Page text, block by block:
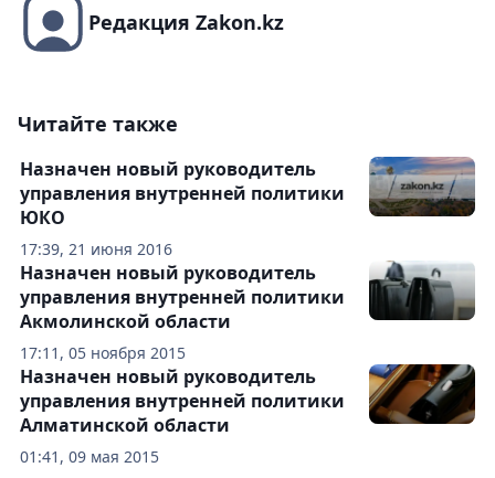
Редакция Zakon.kz
Читайте также
17:39, 21 июня 2016
Назначен новый руководитель
управления внутренней политики
ЮКО
17:11, 05 ноября 2015
Назначен новый руководитель
управления внутренней политики
Акмолинской области
01:41, 09 мая 2015
Назначен новый руководитель
управления внутренней политики
Алматинской области